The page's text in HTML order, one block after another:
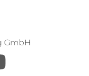
GmbH